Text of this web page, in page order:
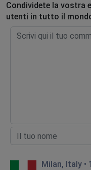
Condividete la vostra
utenti in tutto il
Milan, Italy •